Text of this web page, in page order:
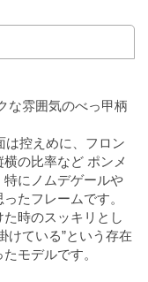
な雰囲気のべっ甲柄
は控えめに、フロン
の比率など ポンメ
にノムデゲールや
たフレームです。
時のスッキリとし
けている”という存在
モデルです。